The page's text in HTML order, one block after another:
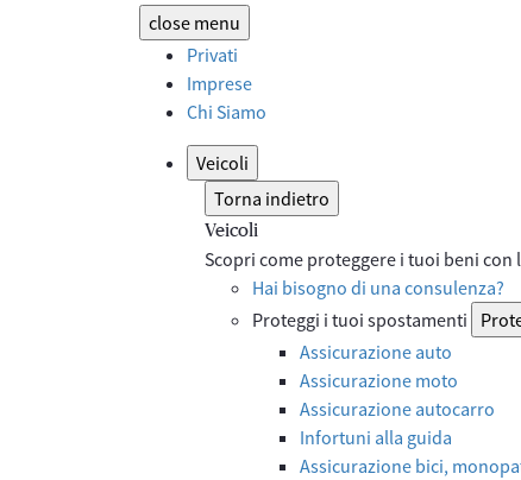
close menu
Privati
Imprese
Chi Siamo
Veicoli
Torna indietro
Veicoli
Scopri come proteggere i tuoi beni
Hai bisogno di una consulenza?
Proteggi i tuoi spostamenti
Assicurazione auto
Assicurazione moto
Assicurazione autocarro
Infortuni alla guida
Assicurazione bici,